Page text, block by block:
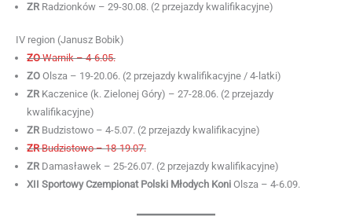
ZRRadzionków – 29-30.08. (2 przejazdy kwalifikacyjne)
IV region (Janusz Bobik)
ZOWarnik – 4-6.05.
ZO Olsza – 19-20.06. (2 przejazdy kwalifikacyjne / 4-latki)
ZRKaczenice (k. Zielonej Góry) – 27-28.06. (2 przejazdy
kwalifikacyjne)
ZRBudzistowo – 4-5.07. (2 przejazdy kwalifikacyjne)
ZRBudzistowo – 18-19.07.
ZRDamasławek – 25-26.07. (2 przejazdy kwalifikacyjne)
XII Sportowy Czempionat Polski Młodych Koni Olsza – 4-6.09.